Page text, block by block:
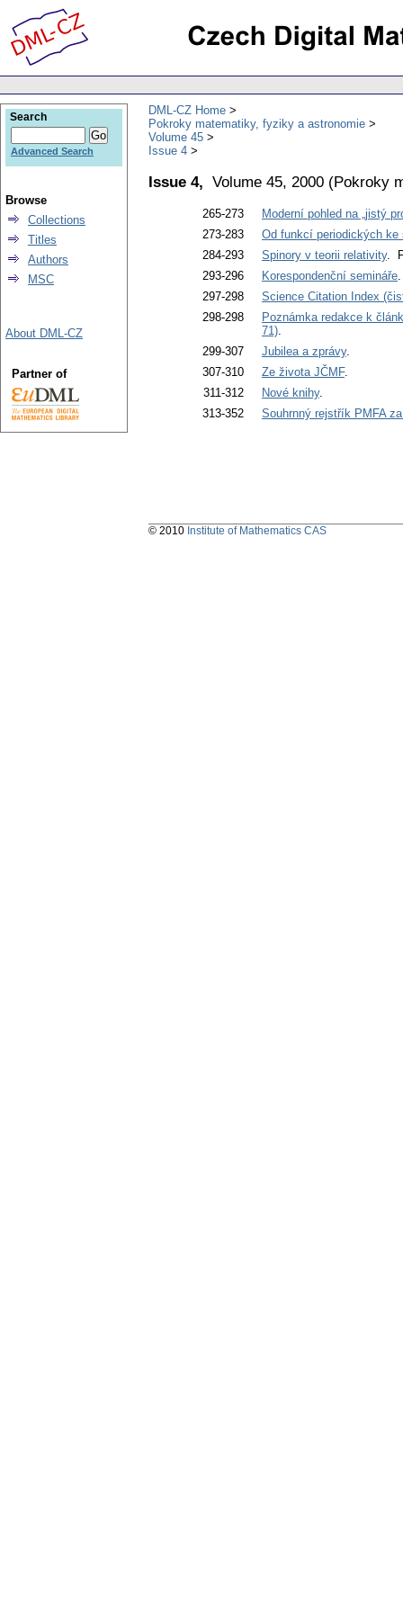
DML-CZ Home
Pokroky matematiky, fyziky a astronomie
Volume 45
Issue 4
Issue 4, Volume 45, 2000 (Pokroky
265-273
Moderní pohled na „jistý
273-283
Od funkcí periodických ke
284-293
Spinory v teorii relativity.
293-296
Korespondenční semináře
297-298
Science Citation Index
298-298
Poznámka redakce k
71).
299-307
Jubilea a zprávy.
307-310
Ze života JČMF.
311-312
Nové knihy.
313-352
Souhrnný rejstřík PMFA
Search
Advanced Search
Browse
Collections
Titles
Authors
MSC
About DML-CZ
Partner of
© 2010 Institute of Mathematics CAS